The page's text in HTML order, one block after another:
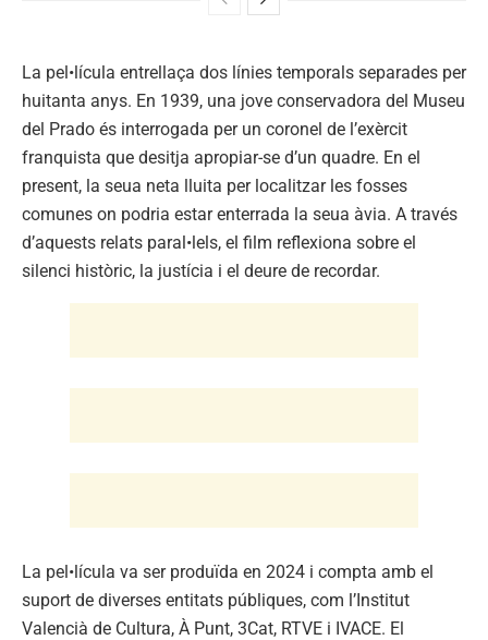
La pel•lícula entrellaça dos línies temporals separades per
huitanta anys. En 1939, una jove conservadora del Museu
del Prado és interrogada per un coronel de l’exèrcit
franquista que desitja apropiar-se d’un quadre. En el
present, la seua neta lluita per localitzar les fosses
comunes on podria estar enterrada la seua àvia. A través
d’aquests relats paral•lels, el film reflexiona sobre el
silenci històric, la justícia i el deure de recordar.
La pel•lícula va ser produïda en 2024 i compta amb el
suport de diverses entitats públiques, com l’Institut
Valencià de Cultura, À Punt, 3Cat, RTVE i IVACE. El